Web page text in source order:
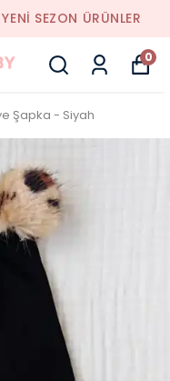
0
Şapka - Siyah